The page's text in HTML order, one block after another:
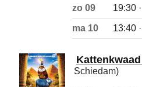
zo 09 19:30
ma 10 13:40
Schiedam)